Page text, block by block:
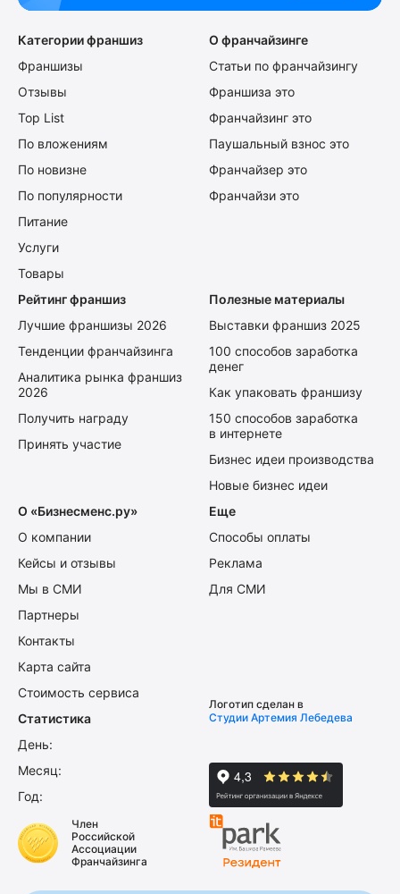
Категории франшиз
Франшизы
Отзывы
Top List
По вложениям
По новизне
По популярности
Питание
Услуги
Товары
О франчайзинге
Статьи по франчайзингу
Франшиза это
Франчайзинг это
Паушальный взнос это
Франчайзер это
Франчайзи это
Рейтинг франшиз
Лучшие франшизы 2026
Тенденции франчайзинга
Аналитика рынка франшиз
2026
Получить награду
Принять участие
Полезные материалы
Выставки франшиз 2025
100 способов заработка
денег
Как упаковать франшизу
150 способов заработка
в интернете
Бизнес идеи производства
Новые бизнес идеи
О «Бизнесменс.ру»
О компании
Кейсы и отзывы
Мы в СМИ
Партнеры
Контакты
Карта сайта
Стоимость сервиса
Еще
Способы оплаты
Реклама
Для СМИ
Статистика
День:
Месяц:
Год:
Логотип сделан в
Студии Артемия Лебедева
Член
Российской
Ассоциации
Франчайзинга